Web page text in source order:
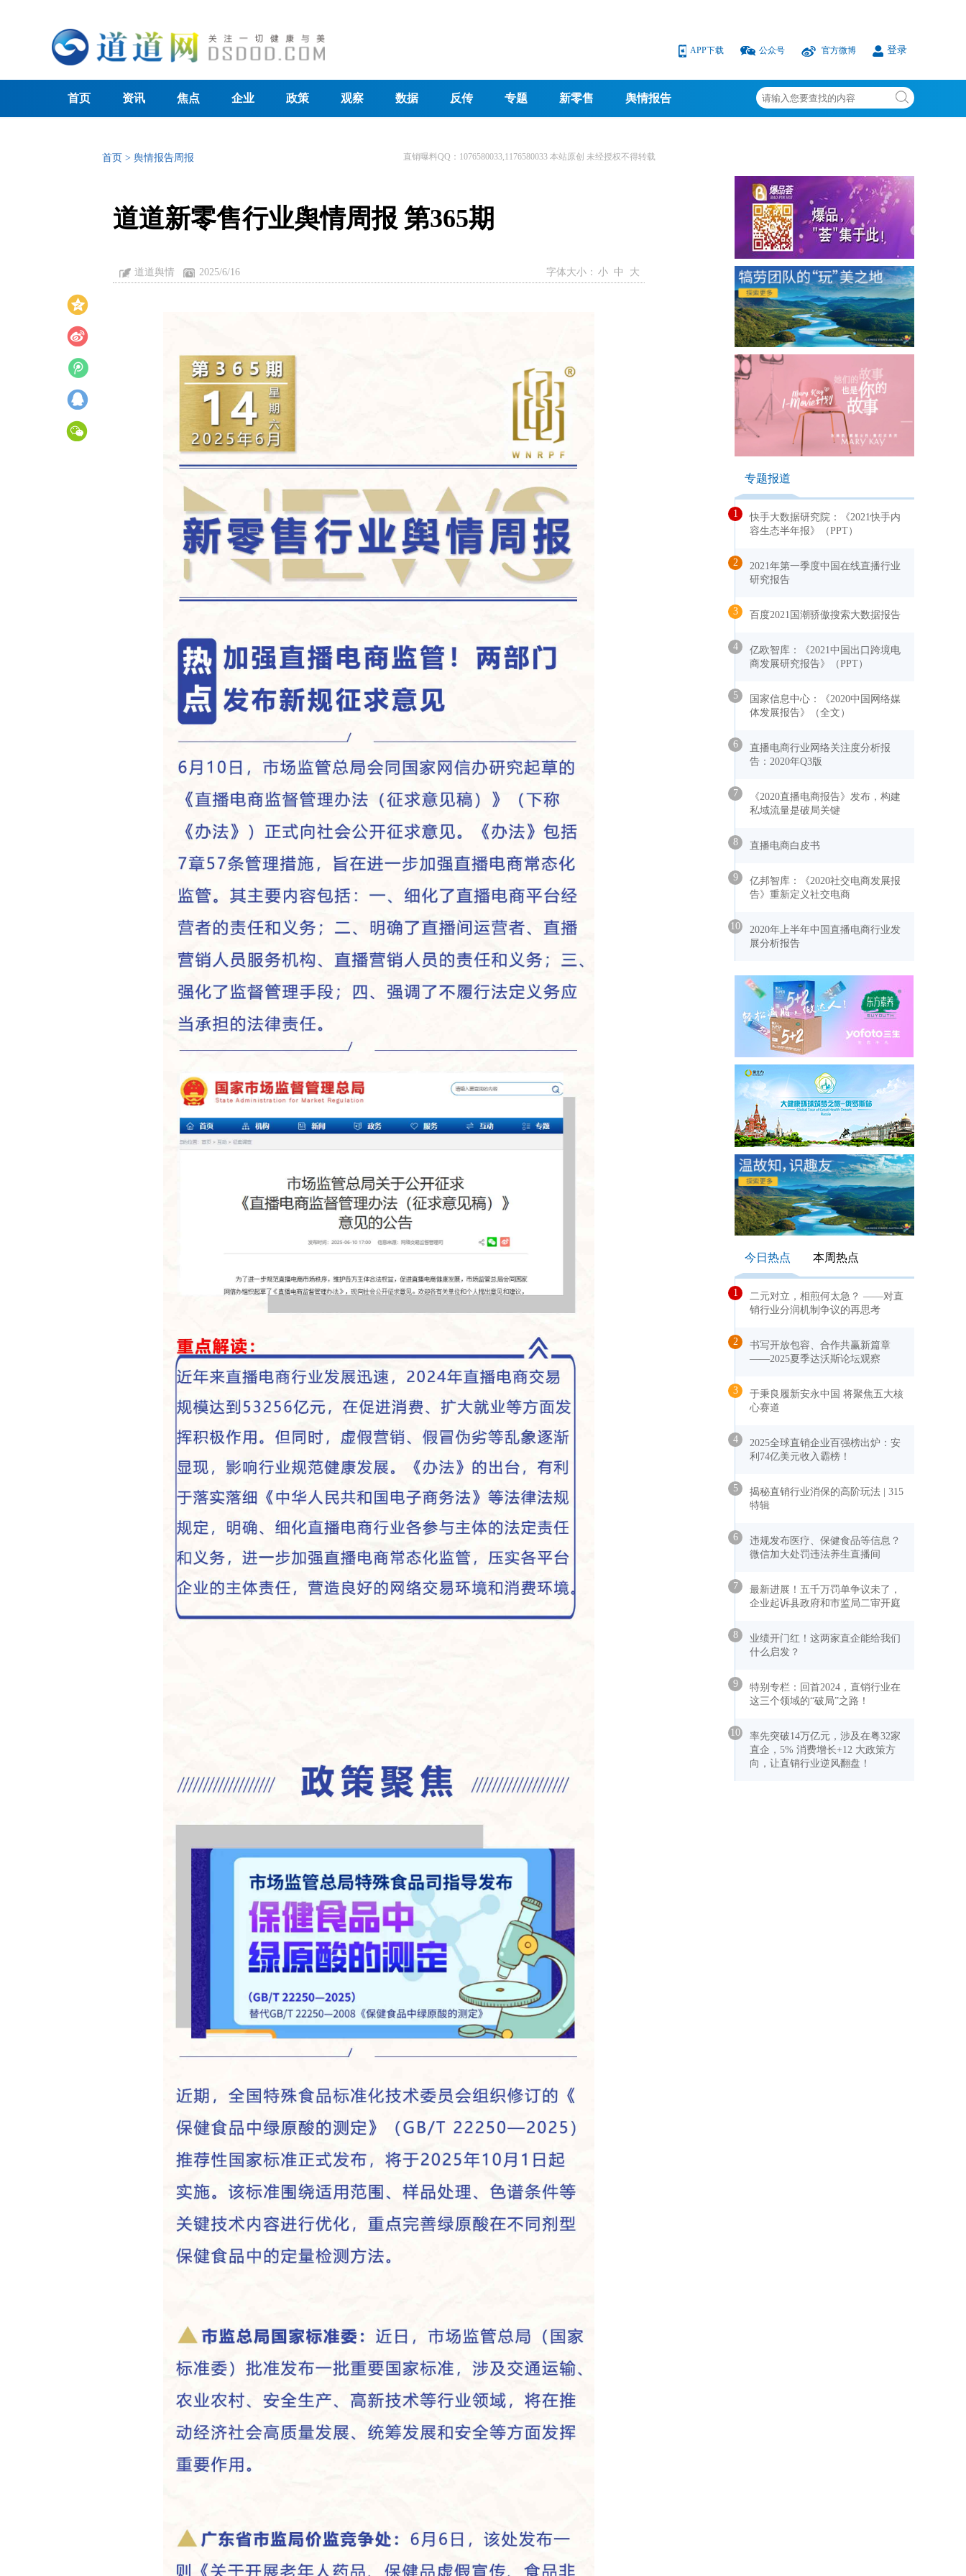
APP下载 公众号 官方微博 登录
首页 资讯 焦点 企业 政策 观察 数据 反传 专题 新零售 舆情报告
首页 > 舆情报告周报 直销曝料QQ：1076580033,1176580033 本站原创 未经授权不得转载
道道新零售行业舆情周报 第365期
道道舆情 2025/6/16 字体大小： 小 中 大
专题报道
1
快手大数据研究院：《2021快手内
容生态半年报》（PPT）
2
2021年第一季度中国在线直播行业
研究报告
3 百度2021国潮骄傲搜索大数据报告
4
亿欧智库：《2021中国出口跨境电
商发展研究报告》（PPT）
5
国家信息中心：《2020中国网络媒
体发展报告》（全文）
6
直播电商行业网络关注度分析报
告：2020年Q3版
7
《2020直播电商报告》发布，构建
私域流量是破局关键
8 直播电商白皮书
9
亿邦智库：《2020社交电商发展报
告》重新定义社交电商
10
2020年上半年中国直播电商行业发
展分析报告
今日热点 本周热点
1
二元对立，相煎何太急？ ——对直
销行业分润机制争议的再思考
2
书写开放包容、合作共赢新篇章
——2025夏季达沃斯论坛观察
3
于秉良履新安永中国 将聚焦五大核
心赛道
4
2025全球直销企业百强榜出炉：安
利74亿美元收入霸榜！
5
揭秘直销行业消保的高阶玩法 | 315
特辑
6
违规发布医疗、保健食品等信息？
微信加大处罚违法养生直播间
7
最新进展！五千万罚单争议未了，
企业起诉县政府和市监局二审开庭
8
业绩开门红！这两家直企能给我们
什么启发？
9
特别专栏：回首2024，直销行业在
这三个领域的“破局”之路！
10
率先突破14万亿元，涉及在粤32家
直企，5% 消费增长+12 大政策方
向，让直销行业逆风翻盘！